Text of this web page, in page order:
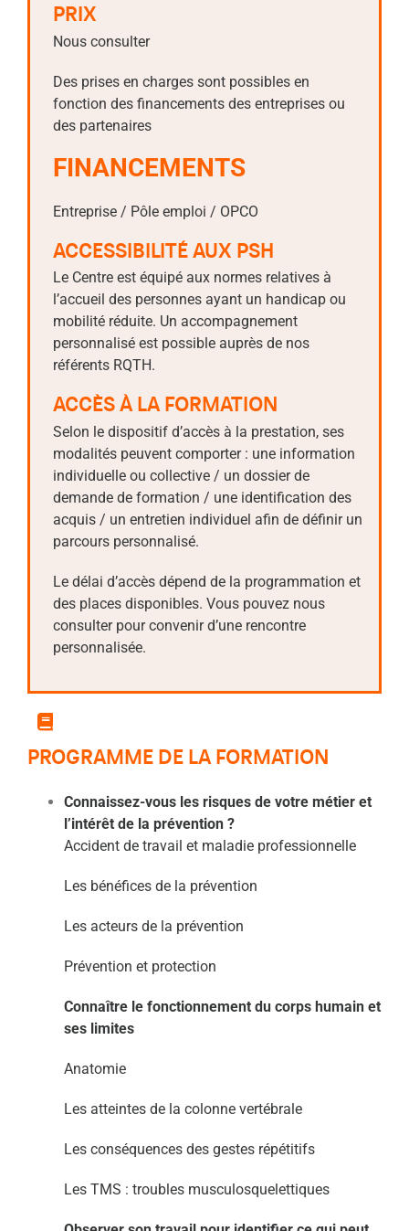
PRIX
Nous consulter
Des prises en charges sont possibles en
fonction des financements des entreprises ou
des partenaires
FINANCEMENTS
Entreprise / Pôle emploi / OPCO
ACCESSIBILITÉ AUX PSH
Le Centre est équipé aux normes relatives à
l’accueil des personnes ayant un handicap ou
mobilité réduite. Un accompagnement
personnalisé est possible auprès de nos
référents RQTH.
ACCÈS À LA FORMATION
Selon le dispositif d’accès à la prestation, ses
modalités peuvent comporter : une information
individuelle ou collective / un dossier de
demande de formation / une identification des
acquis / un entretien individuel afin de définir un
parcours personnalisé.
Le délai d’accès dépend de la programmation et
des places disponibles. Vous pouvez nous
consulter pour convenir d’une rencontre
personnalisée.
PROGRAMME DE LA FORMATION
Connaissez-vous les risques de votre métier et
l’intérêt de la prévention ?
Accident de travail et maladie professionnelle
Les bénéfices de la prévention
Les acteurs de la prévention
Prévention et protection
Connaître le fonctionnement du corps humain et
ses limites
Anatomie
Les atteintes de la colonne vertébrale
Les conséquences des gestes répétitifs
Les TMS : troubles musculosquelettiques